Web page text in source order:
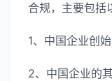
合规，主要包括
1、中国企业创
2、中国企业的